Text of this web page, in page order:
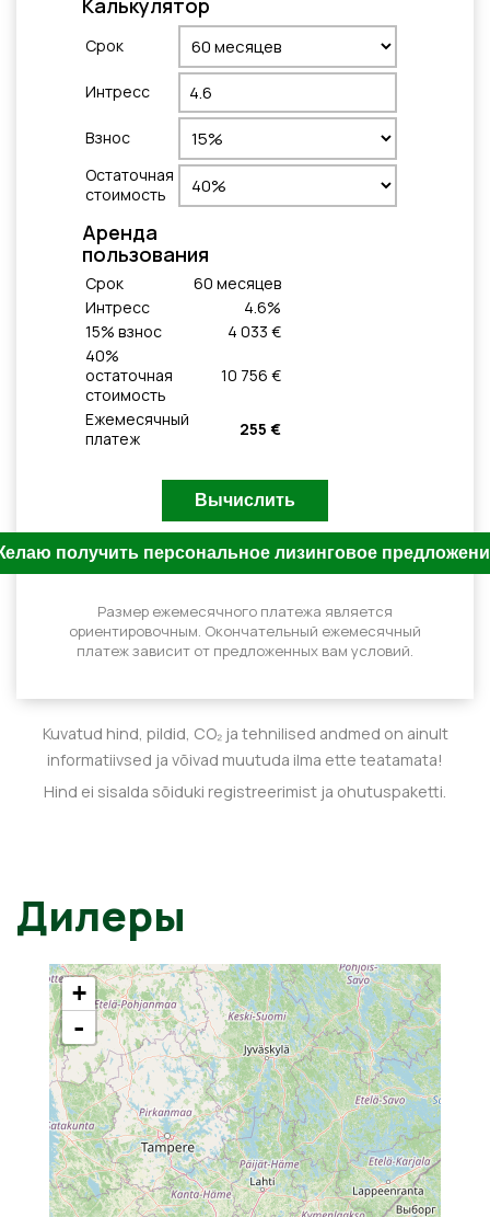
Калькулятор
Cрок
Интресс
Взнос
Остаточная
стоимость
Aренда
пользования
Cрок 60 месяцeв
Интресс
4.6%
15% взнос
4 033 €
40%
остаточная
стоимость
10 756 €
Ежемесячный
платеж
255 €
Размер ежемесячного платежа является
ориентировочным. Окончательный ежемесячный
платеж зависит от предложенных вам условий.
Kuvatud hind, pildid, CO₂ ja tehnilised andmed on ainult
informatiivsed ja võivad muutuda ilma ette teatamata!
Hind ei sisalda sõiduki registreerimist ja ohutuspaketti.
Дилеры
+
-